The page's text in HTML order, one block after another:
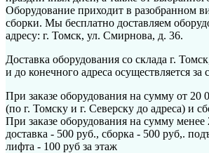
Оборудование приходит в разобранном
сборки. Мы бесплатно доставляем
адресу: г. Томск, ул. Смирнова, д. 36.
Доставка оборудования со склада г.
и до конечного адреса осуществляется за
При заказе оборудования на сумму от 20
(по г. Томску и г. Северску до адреса) и
При заказе оборудования на сумму менее
доставка - 500 руб., сборка - 500 руб,.
лифта - 100 руб за этаж